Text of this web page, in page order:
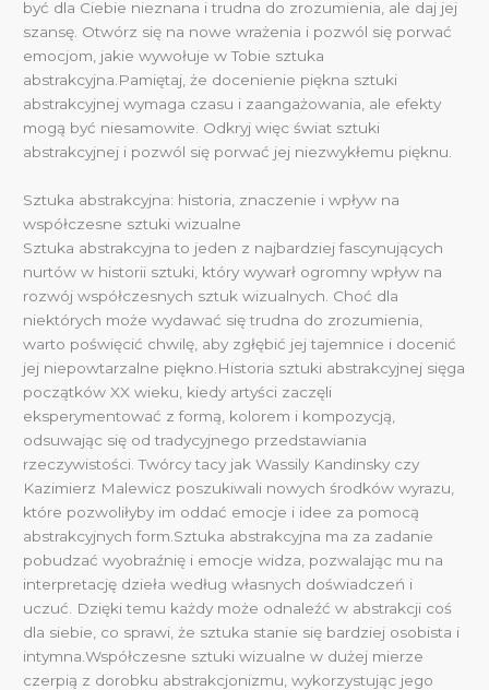
być dla Ciebie nieznana i trudna do zrozumienia, ale daj jej
szansę. Otwórz się na nowe wrażenia i pozwól się porwać
emocjom, jakie wywołuje w Tobie sztuka
abstrakcyjna.Pamiętaj, że docenienie piękna sztuki
abstrakcyjnej wymaga czasu i zaangażowania, ale efekty
mogą być niesamowite. Odkryj więc świat sztuki
abstrakcyjnej i pozwól się porwać jej niezwykłemu pięknu.
Sztuka abstrakcyjna: historia, znaczenie i wpływ na
współczesne sztuki wizualne
Sztuka abstrakcyjna to jeden z najbardziej fascynujących
nurtów w historii sztuki, który wywarł ogromny wpływ na
rozwój współczesnych sztuk wizualnych. Choć dla
niektórych może wydawać się trudna do zrozumienia,
warto poświęcić chwilę, aby zgłębić jej tajemnice i docenić
jej niepowtarzalne piękno.Historia sztuki abstrakcyjnej sięga
początków XX wieku, kiedy artyści zaczęli
eksperymentować z formą, kolorem i kompozycją,
odsuwając się od tradycyjnego przedstawiania
rzeczywistości. Twórcy tacy jak Wassily Kandinsky czy
Kazimierz Malewicz poszukiwali nowych środków wyrazu,
które pozwoliłyby im oddać emocje i idee za pomocą
abstrakcyjnych form.Sztuka abstrakcyjna ma za zadanie
pobudzać wyobraźnię i emocje widza, pozwalając mu na
interpretację dzieła według własnych doświadczeń i
uczuć. Dzięki temu każdy może odnaleźć w abstrakcji coś
dla siebie, co sprawi, że sztuka stanie się bardziej osobista i
intymna.Współczesne sztuki wizualne w dużej mierze
czerpią z dorobku abstrakcjonizmu, wykorzystując jego